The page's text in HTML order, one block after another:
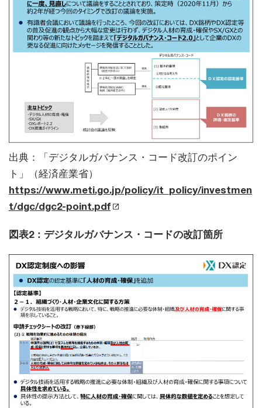
出典：「デジタルガバナンス・コード改訂のポイン
ト」（経済産業省）
https://www.meti.go.jp/policy/it_policy/investmen
t/dgc/dgc2-point.pdf
図表2：デジタルガバナンス・コードの改訂箇所